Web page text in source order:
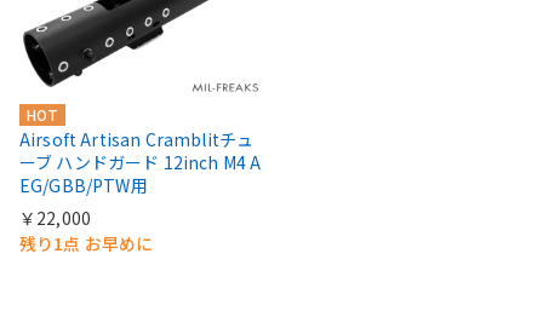
HOT
Airsoft Artisan Cramblitチュ
ーブ ハンドガード 12inch M4 A
EG/GBB/PTW用
￥22,000
残り1点 お早めに